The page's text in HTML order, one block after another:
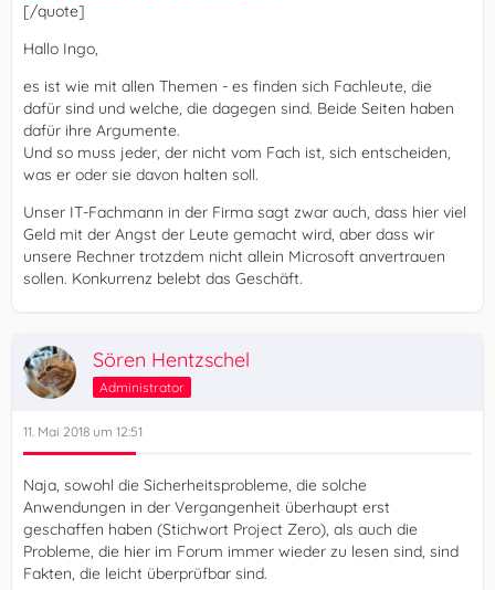
[/quote]
Hallo Ingo,
es ist wie mit allen Themen - es finden sich Fachleute, die
dafür sind und welche, die dagegen sind. Beide Seiten haben
dafür ihre Argumente.
Und so muss jeder, der nicht vom Fach ist, sich entscheiden,
was er oder sie davon halten soll.
Unser IT-Fachmann in der Firma sagt zwar auch, dass hier viel
Geld mit der Angst der Leute gemacht wird, aber dass wir
unsere Rechner trotzdem nicht allein Microsoft anvertrauen
sollen. Konkurrenz belebt das Geschäft.
Sören Hentzschel
Administrator
11. Mai 2018 um 12:51
Naja, sowohl die Sicherheitsprobleme, die solche
Anwendungen in der Vergangenheit überhaupt erst
geschaffen haben (Stichwort Project Zero), als auch die
Probleme, die hier im Forum immer wieder zu lesen sind, sind
Fakten, die leicht überprüfbar sind.